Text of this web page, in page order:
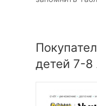
детей 7-8